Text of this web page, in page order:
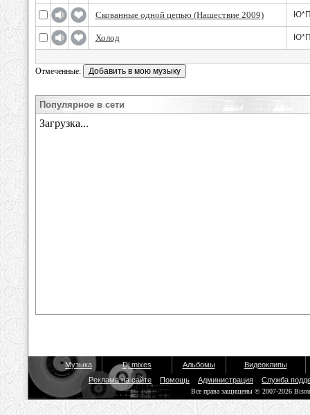
Скованные одной цепью (Нашествие 2009)
Холод
Отмеченные:
Популярное в сети
Музыка Dj mixes Альбомы
Видеоклипы
Реклама на сайте
Помощь Администрация Служба
Все права защищены © 2007-2026